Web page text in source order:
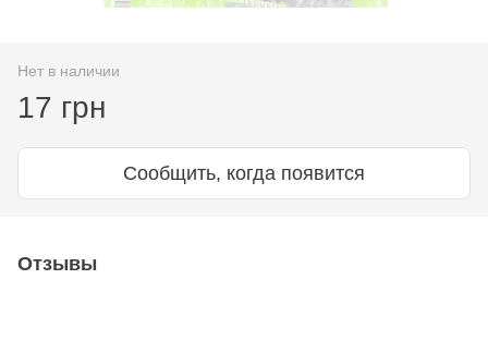
Нет в наличии
17 грн
Сообщить, когда появится
Отзывы